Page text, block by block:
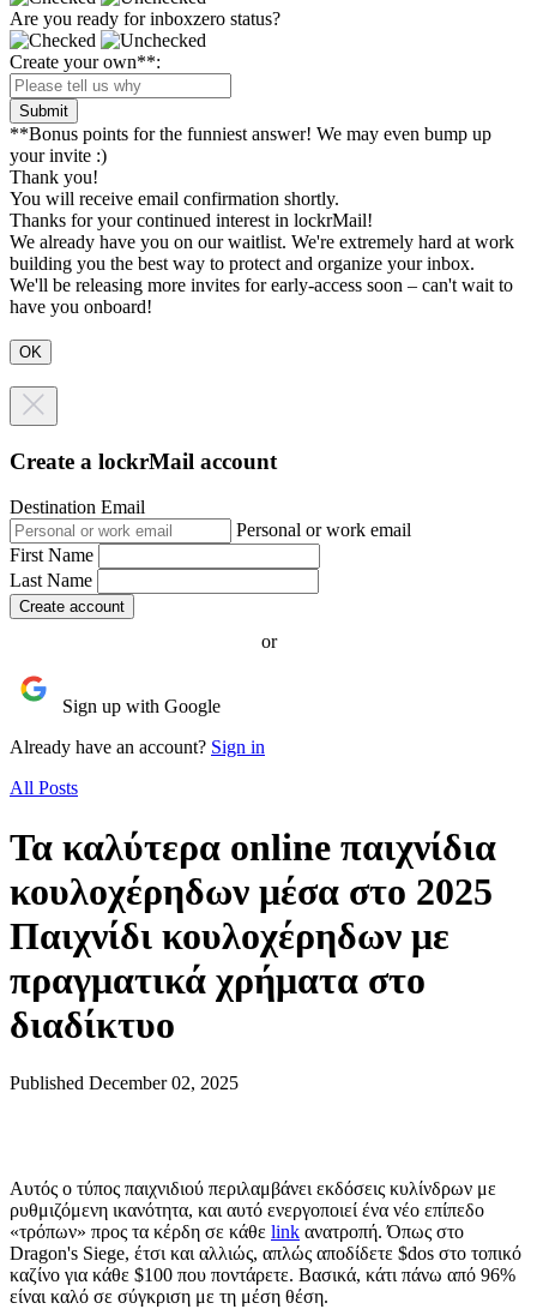
Are you ready for inboxzero status?
Create your own**:
Submit
**Bonus points for the funniest answer! We may even bump up
your invite :)
Thank you!
You will receive email confirmation shortly.
Thanks for your continued interest in lockrMail!
We already have you on our waitlist. We're extremely hard at work
building you the best way to protect and organize your inbox.
We'll be releasing more invites for early-access soon – can't wait to
have you onboard!
Create a lockrMail account
Destination Email
Personal or work email
First Name
Last Name
or
Sign up with Google
Already have an account? Sign in
All Posts
Τα καλύτερα online παιχνίδια
κουλοχέρηδων μέσα στο 2025
Παιχνίδι κουλοχέρηδων με
πραγματικά χρήματα στο
διαδίκτυο
Published December 02, 2025
Αυτός ο τύπος παιχνιδιού περιλαμβάνει εκδόσεις κυλίνδρων με
ρυθμιζόμενη ικανότητα, και αυτό ενεργοποιεί ένα νέο επίπεδο
«τρόπων» προς τα κέρδη σε κάθε link ανατροπή. Όπως στο
Dragon's Siege, έτσι και αλλιώς, απλώς αποδίδετε $dos στο τοπικό
καζίνο για κάθε $100 που ποντάρετε. Βασικά, κάτι πάνω από 96%
είναι καλό σε σύγκριση με τη μέση θέση.